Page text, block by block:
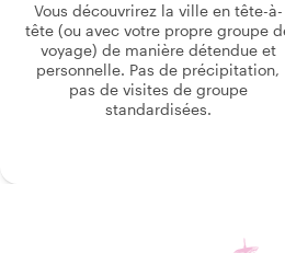
Vous découvrirez la ville en tête-à-
tête (ou avec votre propre groupe
voyage) de manière détendue et
personnelle. Pas de précipitation,
pas de visites de groupe
standardisées.